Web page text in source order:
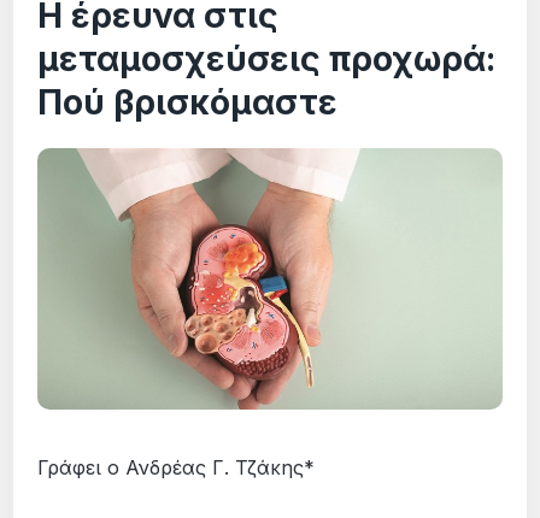
Η έρευνα στις
μεταμοσχεύσεις προχωρά:
Πού βρισκόμαστε
Γράφει ο Ανδρέας Γ. Τζάκης*